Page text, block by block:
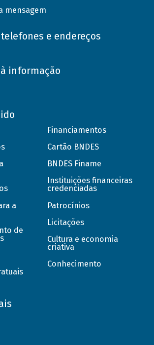
mensagem
e endereços
à informação
a
de
Financiamentos
Cartão BNDES
BNDES Finame
Instituições financeiras
credenciadas
Patrocínios
Licitações
Cultura e economia
criativa
Conhecimento